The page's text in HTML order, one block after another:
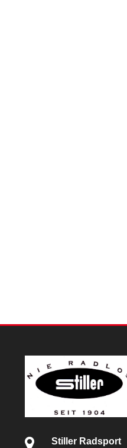
Stiller Radsport